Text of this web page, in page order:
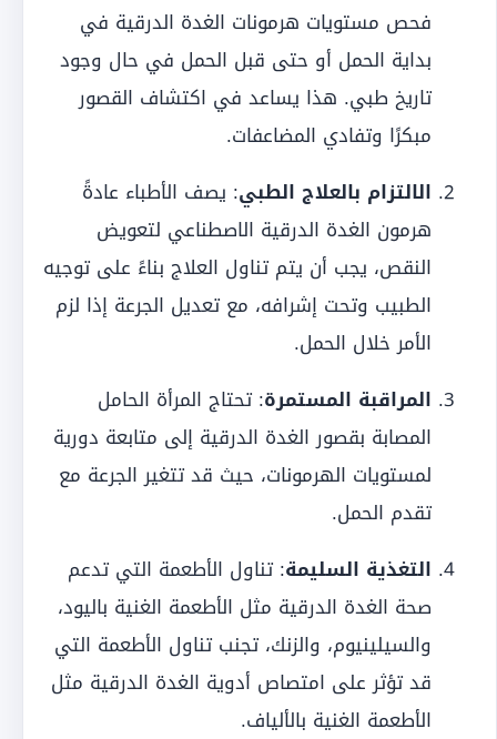
فحص مستويات هرمونات الغدة الدرقية في
بداية الحمل أو حتى قبل الحمل في حال وجود
تاريخ طبي. هذا يساعد في اكتشاف القصور
مبكرًا وتفادي المضاعفات.
الالتزام بالعلاج الطبي: يصف الأطباء عادةً
هرمون الغدة الدرقية الاصطناعي لتعويض
النقص، يجب أن يتم تناول العلاج بناءً على توجيه
الطبيب وتحت إشرافه، مع تعديل الجرعة إذا لزم
الأمر خلال الحمل.
المراقبة المستمرة: تحتاج المرأة الحامل
المصابة بقصور الغدة الدرقية إلى متابعة دورية
لمستويات الهرمونات، حيث قد تتغير الجرعة مع
تقدم الحمل.
التغذية السليمة: تناول الأطعمة التي تدعم
صحة الغدة الدرقية مثل الأطعمة الغنية باليود،
والسيلينيوم، والزنك، تجنب تناول الأطعمة التي
قد تؤثر على امتصاص أدوية الغدة الدرقية مثل
الأطعمة الغنية بالألياف.